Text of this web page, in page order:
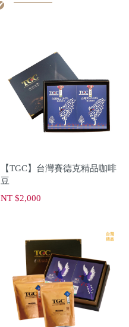
【TGC】台灣賽德克精品咖啡
豆
NT $2,000